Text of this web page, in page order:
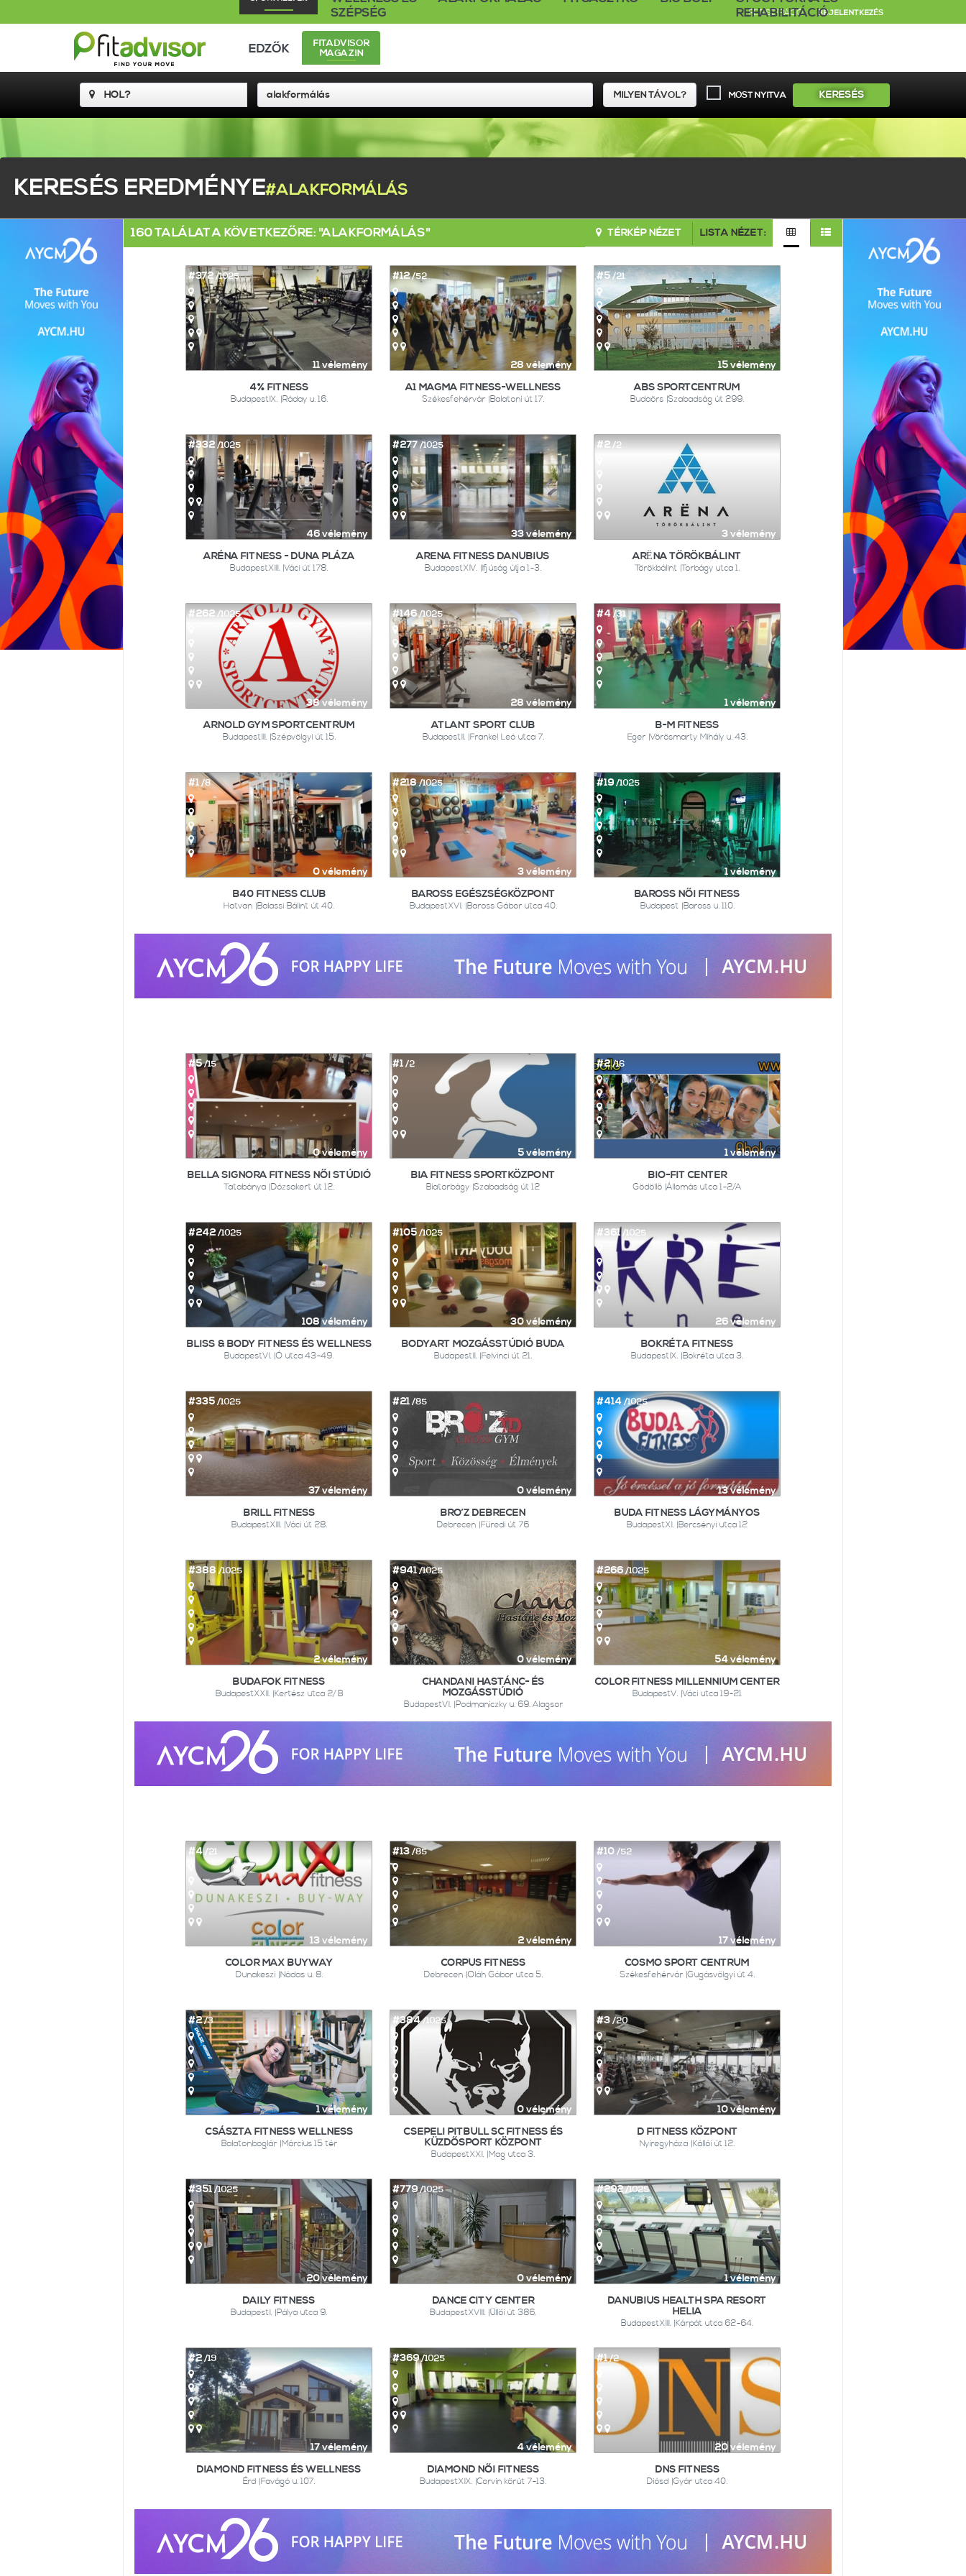
REGISZTRÁCIÓ BEJELENTKEZÉS
SZÉPSÉG
REHABILITÁCIÓ
EDZŐK
FITADVISOR
MAGAZIN
MOST NYITVA KERESÉS
KERESÉS EREDMÉNYE#ALAKFORMÁLÁS
160 TALÁLAT A KÖVETKEZŐRE: "ALAKFORMÁLÁS" TÉRKÉP NÉZET LISTA NÉZET:
11 vélemény
#372/1025
4% FITNESS
BudapestIX. |Ráday u. 16.
28 vélemény
#12/52
A1 MAGMA FITNESS-WELLNESS
Székesfehérvár |Balatoni út 17.
15 vélemény
#5/21
ABS SPORTCENTRUM
Budaörs |Szabadság út 299.
46 vélemény
#332 /1025
ARÉNA FITNESS - DUNA PLÁZA
BudapestXIII. |Váci út 178.
33 vélemény
#277/1025
ARENA FITNESS DANUBIUS
BudapestXIV. |Ifjúság útja 1-3.
3 vélemény
#2/2
ARËNA TÖRÖKBÁLINT
Törökbálint |Torbágy utca 1.
38 vélemény
#262/1025
ARNOLD GYM SPORTCENTRUM
BudapestIII. |Szépvölgyi út 15.
28 vélemény
#146/1025
ATLANT SPORT CLUB
BudapestII. |Frankel Leó utca 7.
1 vélemény
#4/31
B-M FITNESS
Eger |Vörösmarty Mihály u. 43.
0 vélemény
#1/8
B40 FITNESS CLUB
Hatvan |Balassi Bálint út 40.
3 vélemény
#218/1025
BAROSS EGÉSZSÉGKÖZPONT
BudapestXVI. |Baross Gábor utca 40.
1 vélemény
#19/1025
BAROSS NŐI FITNESS
Budapest |Baross u. 110.
0 vélemény
#5/15
BELLA SIGNORA FITNESS NŐI STÚDIÓ
Tatabánya |Dózsakert út 12.
5 vélemény
#1 /2
BIA FITNESS SPORTKÖZPONT
Biatorbágy |Szabadság út 12
1 vélemény
#2/16
BIO-FIT CENTER
Gödöllő |Állomás utca 1-2/A
108 vélemény
#242 /1025
BLISS & BODY FITNESS ÉS WELLNESS
BudapestVI. |Ó utca 43-49.
30 vélemény
#105/1025
BODYART MOZGÁSSTÚDIÓ BUDA
BudapestII. |Felvinci út 21.
26 vélemény
#361/1025
BOKRÉTA FITNESS
BudapestIX. |Bokréta utca 3.
37 vélemény
#335 /1025
BRILL FITNESS
BudapestXIII. |Váci út 28.
0 vélemény
#21 /85
BRO’Z DEBRECEN
Debrecen |Füredi út 76
13 vélemény
#414/1025
BUDA FITNESS LÁGYMÁNYOS
BudapestXI. |Bercsényi utca 12
2 vélemény
#388/1025
BUDAFOK FITNESS
BudapestXXII. |Kertész utca 2/B
0 vélemény
#941/1025
CHANDANI HASTÁNC- ÉS
MOZGÁSSTÚDIÓ
BudapestVI. |Podmaniczky u. 69. Alagsor
54 vélemény
#266/1025
COLOR FITNESS MILLENNIUM CENTER
BudapestV. |Váci utca 19-21
13 vélemény
#4/21
COLOR MAX BUYWAY
Dunakeszi |Nádas u. 8.
2 vélemény
#13 /85
CORPUS FITNESS
Debrecen |Oláh Gábor utca 5.
17 vélemény
#10/52
COSMO SPORT CENTRUM
Székesfehérvár |Gugásvölgyi út 4.
1 vélemény
#2/3
CSÁSZTA FITNESS WELLNESS
Balatonboglár |Március 15 tér
0 vélemény
#384/1025
CSEPELI PITBULL SC FITNESS ÉS
KÜZDŐSPORT KÖZPONT
BudapestXXI. |Mag utca 3.
10 vélemény
#3 /20
D FITNESS KÖZPONT
Nyíregyháza |Kállói út 12.
20 vélemény
#351/1025
DAILY FITNESS
BudapestI. |Pálya utca 9.
0 vélemény
#779/1025
DANCE CITY CENTER
BudapestXVIII. |Üllői út 386.
1 vélemény
#292/1025
DANUBIUS HEALTH SPA RESORT
HELIA
BudapestXIII. |Kárpát utca 62-64.
17 vélemény
#2/19
DIAMOND FITNESS ÉS WELLNESS
Érd |Favágó u. 107.
4 vélemény
#369/1025
DIAMOND NŐI FITNESS
BudapestXIX. |Corvin körút 7-13.
20 vélemény
#1/2
DNS FITNESS
Diósd |Gyár utca 40.